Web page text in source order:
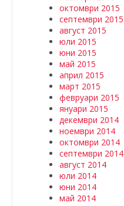
октомври 2015
септември 2015
август 2015
юли 2015
юни 2015
май 2015
април 2015
март 2015
февруари 2015
януари 2015
декември 2014
ноември 2014
октомври 2014
септември 2014
август 2014
юли 2014
юни 2014
май 2014